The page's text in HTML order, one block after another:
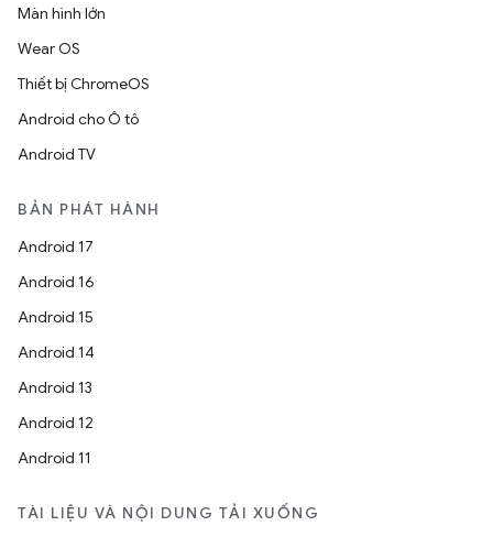
Màn hình lớn
Wear OS
Thiết bị ChromeOS
Android cho Ô tô
Android TV
BẢN PHÁT HÀNH
Android 17
Android 16
Android 15
Android 14
Android 13
Android 12
Android 11
TÀI LIỆU VÀ NỘI DUNG TẢI XUỐNG